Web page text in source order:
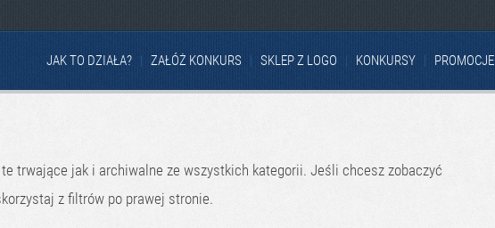
JAK TO DZIAŁA? ZAŁÓŻ KONKURS SKLEP Z LOGO KONKURSY PROMOCJE
trwające jak i archiwalne ze wszystkich kategorii. Jeśli chcesz zobaczyć
z filtrów po prawej stronie.